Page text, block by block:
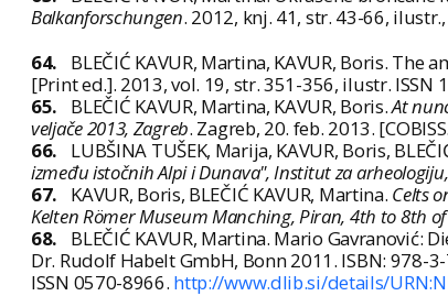
Balkanforschungen. 2012, knj. 41, str. 43-66,
64. BLEČIĆ KAVUR, Martina, KAVUR, Boris. The
[Print ed.]. 2013, vol. 19, str. 351-356, ilustr. ISSN
65.
BLEČIĆ KAVUR, Martina, KAVUR, Boris.At
veljače 2013, Zagreb. Zagreb, 20. feb. 2013.
66.
LUBŠINA TUŠEK, Marija, KAVUR, Boris,
između istočnih Alpi i Dunava", Institut za
67.
KAVUR, Boris, BLEČIĆ KAVUR, Martina. Celts
Kelten Römer Museum Manching, Piran, 4th to 8th
68.
BLEČIĆ KAVUR, Martina. Mario
Dr. Rudolf Habelt GmbH, Bonn 2011. ISBN: 978-
ISSN 0570-8966. http://www.dlib.si/details/